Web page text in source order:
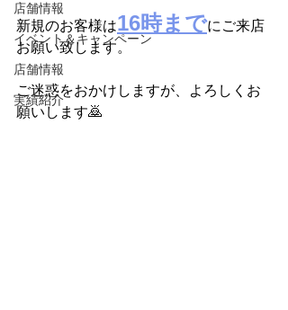
店舗情報
イベント＆キャンペーン
店舗情報
実績紹介
新規のお客様は16時までにご来店
お願い致します。
ご迷惑をおかけしますが、よろしくお
願いします🙇